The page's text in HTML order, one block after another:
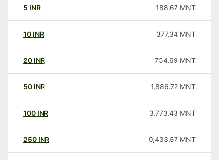
5 INR 188.67 MNT
10 INR 377.34 MNT
20 INR 754.69 MNT
50 INR 1,886.72 MNT
100 INR 3,773.43 MNT
250 INR 9,433.57 MNT